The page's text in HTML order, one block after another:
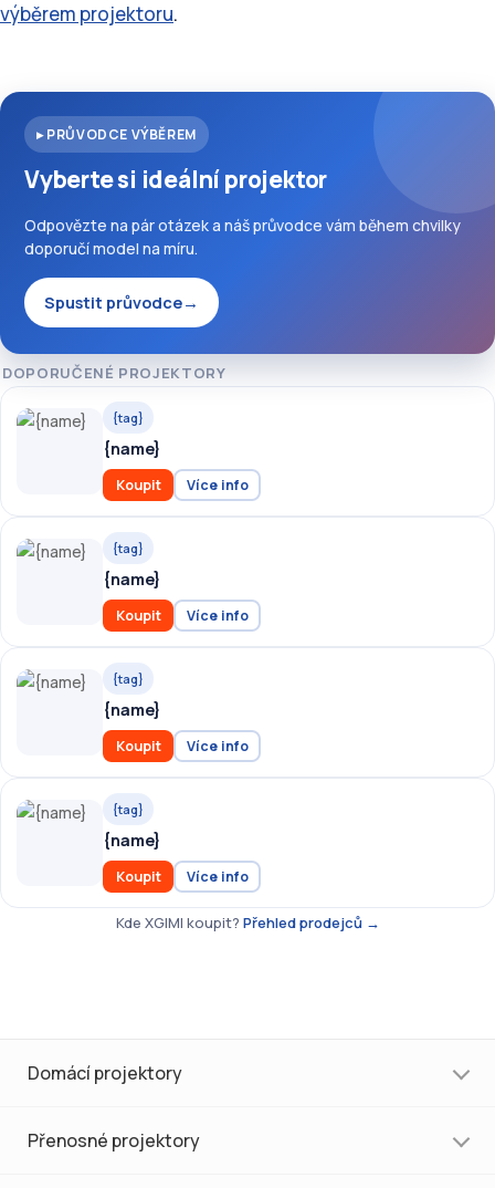
výběrem projektoru.
▸ PRŮVODCE VÝBĚREM
Vyberte si ideální projektor
Odpovězte na pár otázek a náš průvodce vám během chvilky
doporučí model na míru.
Spustit průvodce→
DOPORUČENÉ PROJEKTORY
{tag}
{name}
Koupit Více info
{tag}
{name}
Koupit Více info
{tag}
{name}
Koupit Více info
{tag}
{name}
Koupit Více info
Kde XGIMI koupit? Přehled prodejců →
Domácí projektory
Přenosné projektory